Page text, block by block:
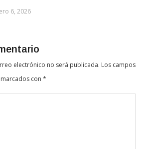
6, 2026
electrónico no será publicada. Los campos
con *